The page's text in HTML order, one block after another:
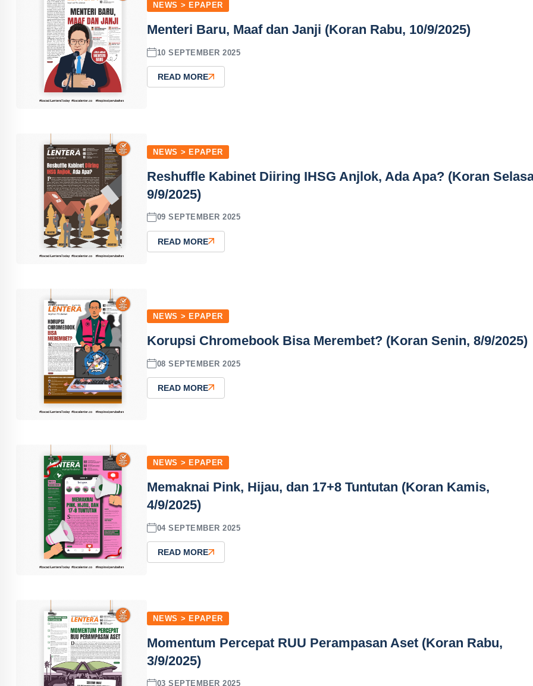
NEWS > EPAPER
Menteri Baru, Maaf dan Janji (Koran Rabu, 10/9/2025)
10 SEPTEMBER 2025
READ MORE
NEWS > EPAPER
Reshuffle Kabinet Diiring IHSG Anjlok, Ada Apa? (Koran
9/9/2025)
09 SEPTEMBER 2025
READ MORE
NEWS > EPAPER
Korupsi Chromebook Bisa Merembet? (Koran Senin, 8/9/2025)
08 SEPTEMBER 2025
READ MORE
NEWS > EPAPER
Memaknai Pink, Hijau, dan 17+8 Tuntutan (Koran Kamis,
4/9/2025)
04 SEPTEMBER 2025
READ MORE
NEWS > EPAPER
Momentum Percepat RUU Perampasan Aset (Koran Rabu,
3/9/2025)
03 SEPTEMBER 2025